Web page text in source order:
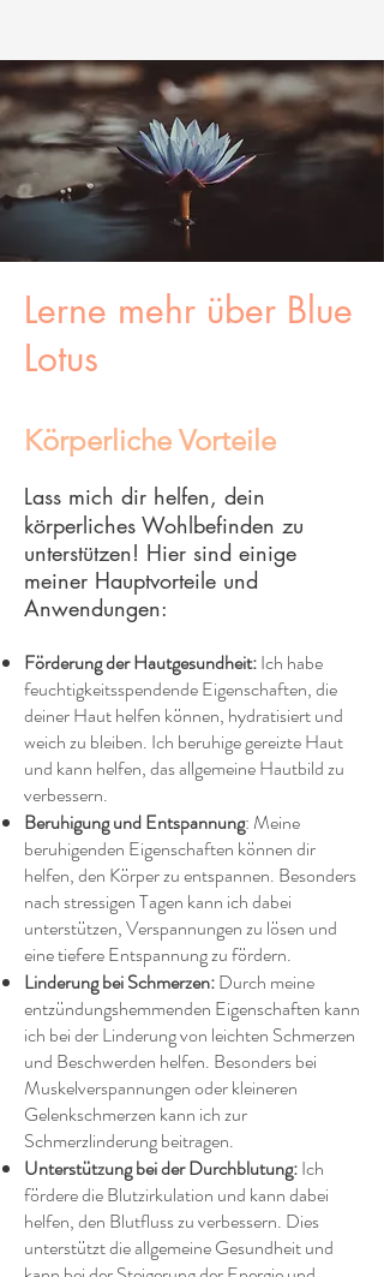
Lerne mehr über Blue
Lotus
Körperliche Vorteile
Lass mich dir helfen, dein
körperliches Wohlbefinden zu
unterstützen! Hier sind einige
meiner Hauptvorteile und
Anwendungen:
Förderung der Hautgesundheit:Ich habe
feuchtigkeitsspendende Eigenschaften, die
deiner Haut helfen können, hydratisiert und
weich zu bleiben. Ich beruhige gereizte Haut
und kann helfen, das allgemeine Hautbild zu
verbessern.
Beruhigung und Entspannung: Meine
beruhigenden Eigenschaften können dir
helfen, den Körper zu entspannen. Besonders
nach stressigen Tagen kann ich dabei
unterstützen, Verspannungen zu lösen und
eine tiefere Entspannung zu fördern.
Linderung bei Schmerzen:Durch meine
entzündungshemmenden Eigenschaften kann
ich bei der Linderung von leichten Schmerzen
und Beschwerden helfen. Besonders bei
Muskelverspannungen oder kleineren
Gelenkschmerzen kann ich zur
Schmerzlinderung beitragen.
Unterstützung bei der Durchblutung:Ich
fördere die Blutzirkulation und kann dabei
helfen, den Blutfluss zu verbessern. Dies
unterstützt die allgemeine Gesundheit und